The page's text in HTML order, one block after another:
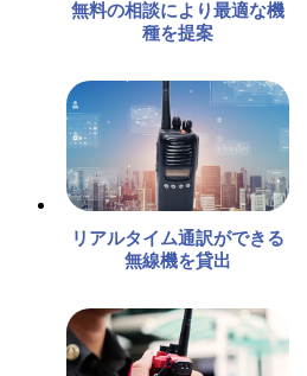
無料の相談により最適な機
種を提案
リアルタイム通訳ができる
無線機を貸出